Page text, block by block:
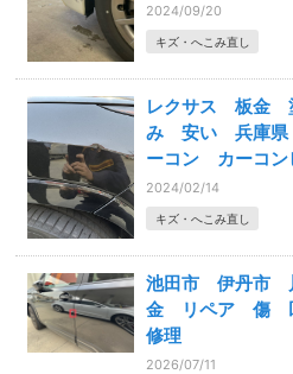
2024/09/20
キズ・へこみ直し
レクサス 板金
み 安い 兵庫
ーコン カーコ
2024/02/14
キズ・へこみ直し
池田市 伊丹市
金 リペア 傷
修理
2026/07/11